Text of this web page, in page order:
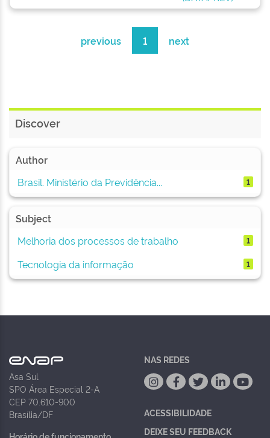
previous 1 next
Discover
Author
Brasil. Ministério da Previdência...
1
Subject
Melhoria dos processos de trabalho
1
Tecnologia da informação 1
Asa Sul
SPO Área Especial 2-A
CEP 70.610-900
Brasília/DF
NAS REDES
ACESSIBILIDADE
DEIXE SEU FEEDBACK